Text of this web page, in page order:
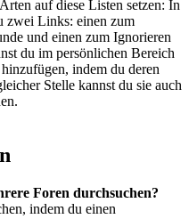
auf diese Listen setzen: In
zwei Links: einen zum
und einen zum Ignorieren
du im persönlichen Bereich
indem du deren
Stelle kannst du sie auch
Foren durchsuchen?
indem du einen